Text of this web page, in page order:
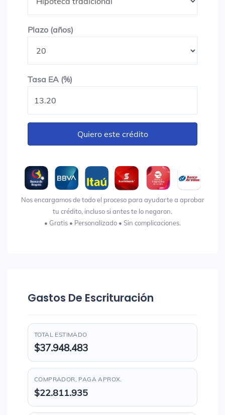
Plazo (años)
Tasa EA (%)
Quiero este crédito
Nos encargamos de todo el proceso para ayudarte a aprobar
tu crédito, incluso si antes te lo negaron.
• Gratis • Personalizado • Sin complicaciones.
Gastos De Escrituración
TOTAL ESTIMADO
$37.948.483
COMPRADOR, PAGA APROX.
$22.811.935